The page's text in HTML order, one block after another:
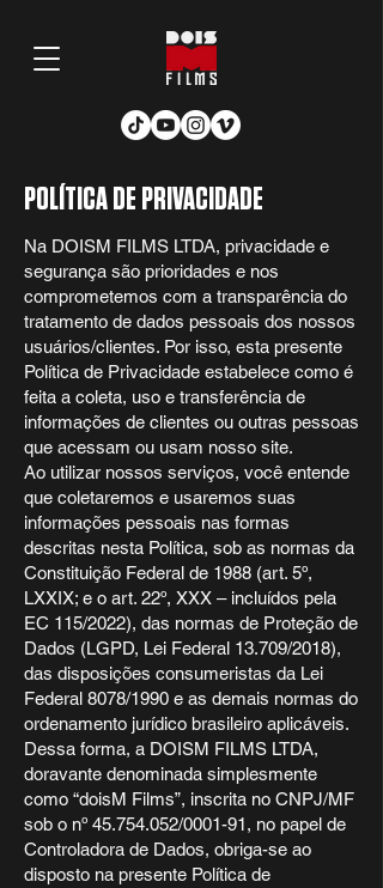
POLÍTICA DE PRIVACIDADE
Na DOISM FILMS LTDA, privacidade e
segurança são prioridades e nos
comprometemos com a transparência do
tratamento de dados pessoais dos nossos
usuários/clientes. Por isso, esta presente
Política de Privacidade estabelece como é
feita a coleta, uso e transferência de
informações de clientes ou outras pessoas
que acessam ou usam nosso site.
Ao utilizar nossos serviços, você entende
que coletaremos e usaremos suas
informações pessoais nas formas
descritas nesta Política, sob as normas da
Constituição Federal de 1988 (art. 5º,
LXXIX; e o art. 22º, XXX – incluídos pela
EC 115/2022), das normas de Proteção de
Dados (LGPD, Lei Federal 13.709/2018),
das disposições consumeristas da Lei
Federal 8078/1990 e as demais normas do
ordenamento jurídico brasileiro aplicáveis.
Dessa forma, a DOISM FILMS LTDA,
doravante denominada simplesmente
como “doisM Films”, inscrita no CNPJ/MF
sob o nº 45.754.052/0001-91, no papel de
Controladora de Dados, obriga-se ao
disposto na presente Política de